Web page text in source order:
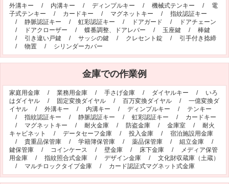
公式キャラクター紹介 お知らせ
お問合せフォーム 鍵のレスキューにご意見
登録商標 プライバシーポリシー
特定商取引法上の表記
外溝キー / 内溝キー / ディンプルキー / 機械式テンキー / 電
子式テンキー / カードキー / マグネットキー / 指紋認証キー
/ 静脈認証キー / 虹彩認証キー / ドアガード /
ドアチェーン
/
ドアクローザー / 蝶番調整、ドアレバー / 玉座鍵 / 棒鍵
/ 引き違い戸鍵 / サッシの鍵 / クレセント錠 / 引手付き捻締
/ 物置 / シリンダーカバー
金庫での作業例
家庭用金庫 / 業務用金庫 / 手さげ金庫 / ダイヤルキー / いろ
はダイヤル / 固定変換ダイヤル / 百万変換ダイヤル / 一億変換ダ
イヤル / 外溝キー / 内溝キー / ディンプルキー / テンキー
/ 指紋認証キー / 静脈認証キー / 虹彩認証キー / カードキー
/ マグネットキー / 耐火金庫 / 防盗金庫 / 金庫室 / 耐火
キャビネット
/ データセーフ金庫 / 投入金庫 / 宿泊施設用金庫
/ 貴重品保管庫 / 学籍簿保管庫 / 薬品保管庫 / 組立金庫 /
鍵保管庫 / コインケース / 壁金庫 / 床下金庫 /
メディア保管
用金庫 / 指紋照合式金庫 / デザイン金庫 / 文化財収蔵庫（土蔵）
/ マルチロックタイプ金庫 / カード認証式マグネット式金庫